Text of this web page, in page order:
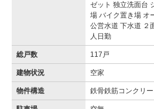
ゼット 独立洗面台
場 バイク置き場 オ
公営水道 下水道 ２
人日勤
総戸数 117戸
建物状況 空家
物件構造 鉄骨鉄筋コンクリ